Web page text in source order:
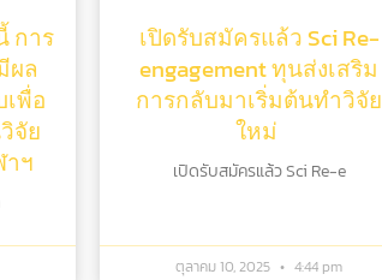
การ
ผล
พื่อ
จัย
ฯ
เปิดรับสมัครแล้ว Sci Re-
engagement ทุนส่งเสริม
การกลับมาเริ่มต้นทําวิจัย
ใหม่
เปิดรับสมัครแล้ว Sci Re-e
ตุลาคม 10, 2025 4:44 pm